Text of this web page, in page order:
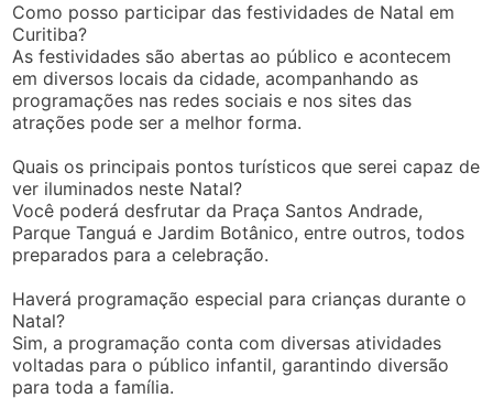
Como posso participar das festividades de Natal em
Curitiba?
As festividades são abertas ao público e acontecem
em diversos locais da cidade, acompanhando as
programações nas redes sociais e nos sites das
atrações pode ser a melhor forma.
Quais os principais pontos turísticos que serei capaz de
ver iluminados neste Natal?
Você poderá desfrutar da Praça Santos Andrade,
Parque Tanguá e Jardim Botânico, entre outros, todos
preparados para a celebração.
Haverá programação especial para crianças durante o
Natal?
Sim, a programação conta com diversas atividades
voltadas para o público infantil, garantindo diversão
para toda a família.